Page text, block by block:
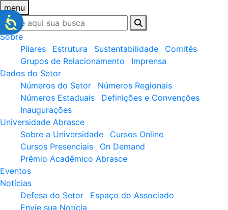
menu
Sobre
Pilares
Estrutura Sustentabilidade
Comitês
Grupos de Relacionamento
Imprensa
Dados do Setor
Números do Setor
Números Regionais
Números Estaduais
Definições e Convenções
Inaugurações
Universidade Abrasce
Sobre a Universidade
Cursos Online
Cursos Presenciais
On Demand
Prêmio Acadêmico Abrasce
Eventos
Notícias
Defesa do Setor
Espaço do Associado
Envie sua Notícia